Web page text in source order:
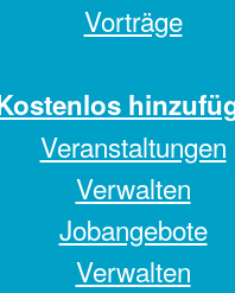
Vorträge
Veranstaltungen
Verwalten
Jobangebote
Verwalten